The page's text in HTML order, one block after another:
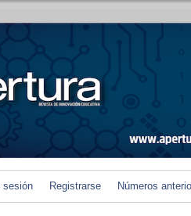
sesión Registrarse Números